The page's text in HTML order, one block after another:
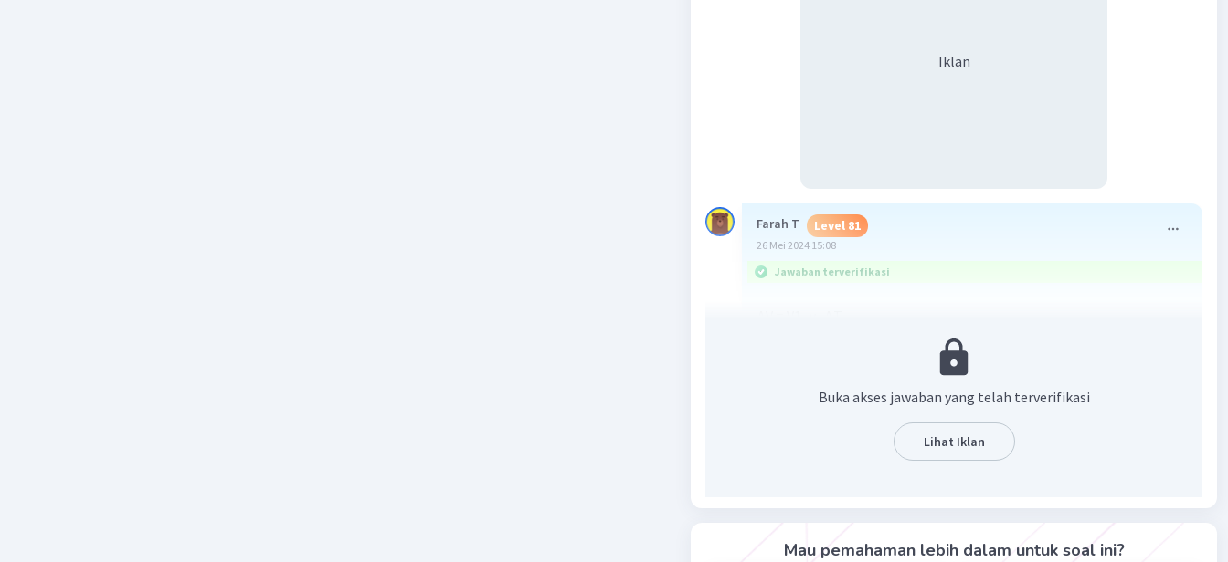
Iklan
Farah T Level 81
26 Mei 2024 15:08
Jawaban terverifikasi
V1 : volume awal (15 . 15 . 15 = 3375)
γ : koefisien mua panjang (3 . 0,000029 = 0,000087)
ΔT : perubahan suhu (147-27 = 120 C)
ΔV = 3375 . 0,000087 . 120
Buka akses jawaban yang telah terverifikasi
Lihat Iklan
Mau pemahaman lebih dalam untuk soal ini?